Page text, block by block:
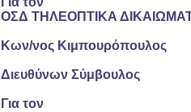
ΟΣΔ ΤΗΛΕΟΠΤΙΚΑ
Κων/νος Κιμπουρόπουλος
Διευθύνων Σύμβουλος
Για τον